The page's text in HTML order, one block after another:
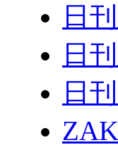
日
日
日